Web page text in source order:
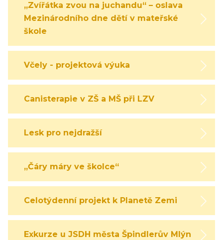
„Zvířátka zvou na juchandu“ – oslava
Mezinárodního dne dětí v mateřské
škole
Včely - projektová výuka
Canisterapie v ZŠ a MŠ při LZV
Lesk pro nejdražší
„Čáry máry ve školce“
Celotýdenní projekt k Planetě Zemi
Exkurze u JSDH města Špindlerův Mlýn